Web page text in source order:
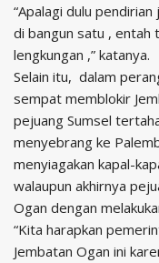
“Apalagi dulu
di bangun satu , entah
lengkungan ,” katanya.
Selain itu, dalam
sempat memblokir
pejuang Sumsel
menyebrang ke
menyiagakan kapal-
walaupun akhirnya
Ogan dengan
“Kita harapkan
Jembatan Ogan ini